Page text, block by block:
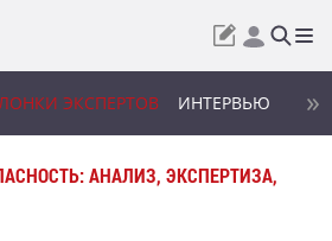
ЭКСПЕРТОВ ИНТЕРВЬЮ
АНАЛИЗ, ЭКСПЕРТИЗА,